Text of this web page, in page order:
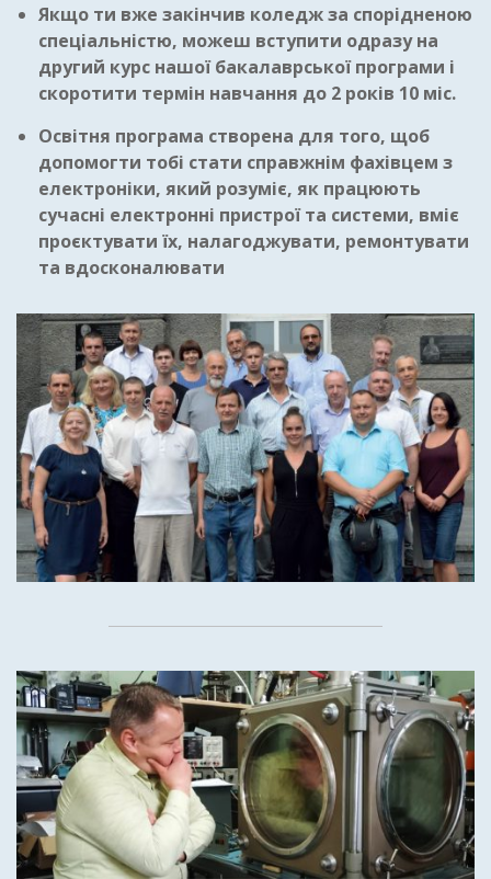
Якщо ти вже закінчив коледж за спорідненою
спеціальністю, можеш вступити одразу на
другий курс нашої бакалаврської програми і
скоротити термін навчання до 2 років 10 міс.
Освітня програма створена для того, щоб
допомогти тобі стати справжнім фахівцем з
електроніки, який розуміє, як працюють
сучасні електронні пристрої та системи, вміє
проєктувати їх, налагоджувати, ремонтувати
та вдосконалювати